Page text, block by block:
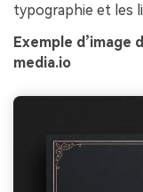
typographie et les
Exemple d’image
media.io